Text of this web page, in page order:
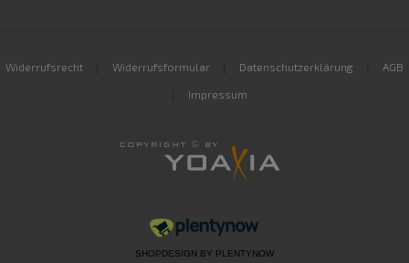
Widerrufsrecht Widerrufsformular Datenschutzerklärung AGB
Impressum
SHOPDESIGN BY PLENTYNOW